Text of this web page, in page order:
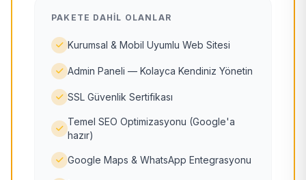
PAKETE DAHIL OLANLAR
Kurumsal & Mobil Uyumlu Web Sitesi
Admin Paneli — Kolayca Kendiniz Yönetin
SSL Güvenlik Sertifikası
Temel SEO Optimizasyonu (Google'a
hazır)
Google Maps & WhatsApp Entegrasyonu